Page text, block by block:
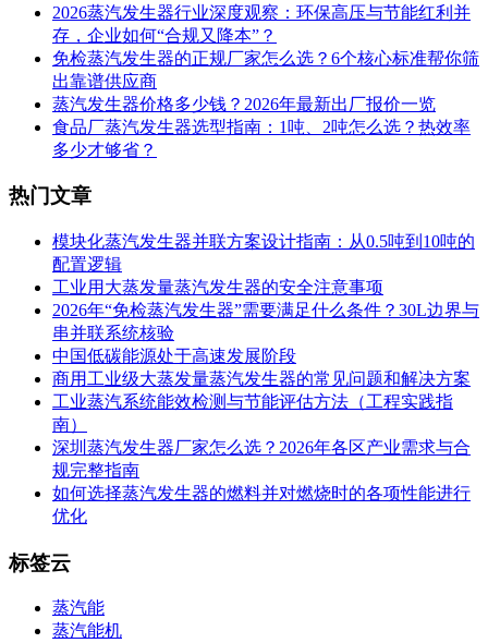
2026蒸汽发生器行业深度观察：环保高压与节能红利并
存，企业如何“合规又降本”？
免检蒸汽发生器的正规厂家怎么选？6个核心标准帮你筛
出靠谱供应商
蒸汽发生器价格多少钱？2026年最新出厂报价一览
食品厂蒸汽发生器选型指南：1吨、2吨怎么选？热效率
多少才够省？
热门文章
模块化蒸汽发生器并联方案设计指南：从0.5吨到10吨的
配置逻辑
工业用大蒸发量蒸汽发生器的安全注意事项
2026年“免检蒸汽发生器”需要满足什么条件？30L边界与
串并联系统核验
中国低碳能源处于高速发展阶段
商用工业级大蒸发量蒸汽发生器的常见问题和解决方案
工业蒸汽系统能效检测与节能评估方法（工程实践指
南）
深圳蒸汽发生器厂家怎么选？2026年各区产业需求与合
规完整指南
如何选择蒸汽发生器的燃料并对燃烧时的各项性能进行
优化
标签云
蒸汽能
蒸汽能机